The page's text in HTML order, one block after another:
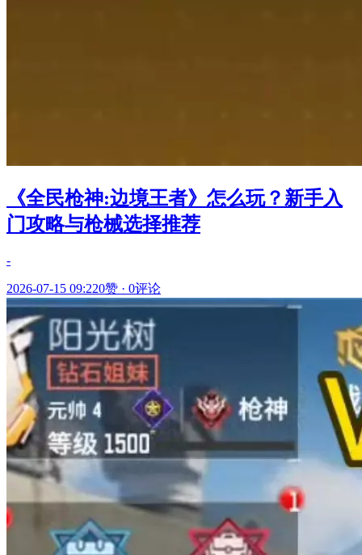
《全民枪神:边境王者》怎么玩？新手入
门攻略与枪械选择推荐
-
2026-07-15 09:220赞 · 0评论